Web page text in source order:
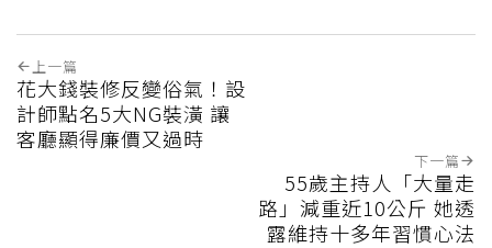
上一篇
花大錢裝修反變俗氣！設
計師點名5大NG裝潢 讓
客廳顯得廉價又過時
下一篇
55歲主持人「大量走
路」減重近10公斤 她透
露維持十多年習慣心法